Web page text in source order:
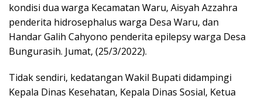
kondisi dua warga Kecamatan Waru, Aisyah Azzahra
penderita hidrosephalus warga Desa Waru, dan
Handar Galih Cahyono penderita epilepsy warga Desa
Bungurasih. Jumat, (25/3/2022).
Tidak sendiri, kedatangan Wakil Bupati didampingi
Kepala Dinas Kesehatan, Kepala Dinas Sosial, Ketua